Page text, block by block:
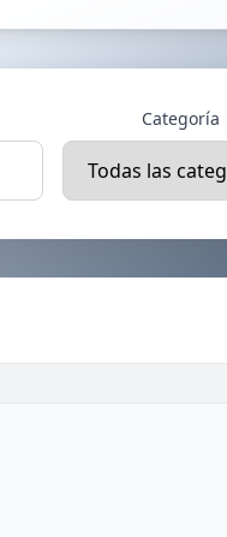
Categoría